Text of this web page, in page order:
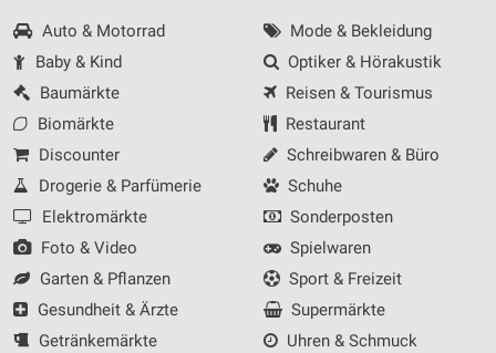
Auto & Motorrad
Baby & Kind
Baumärkte
Biomärkte
Discounter
Drogerie & Parfümerie
Elektromärkte
Foto & Video
Garten & Pflanzen
Gesundheit & Ärzte
Getränkemärkte
Mode & Bekleidung
Optiker & Hörakustik
Reisen & Tourismus
Restaurant
Schreibwaren & Büro
Schuhe
Sonderposten
Spielwaren
Sport & Freizeit
Supermärkte
Uhren & Schmuck